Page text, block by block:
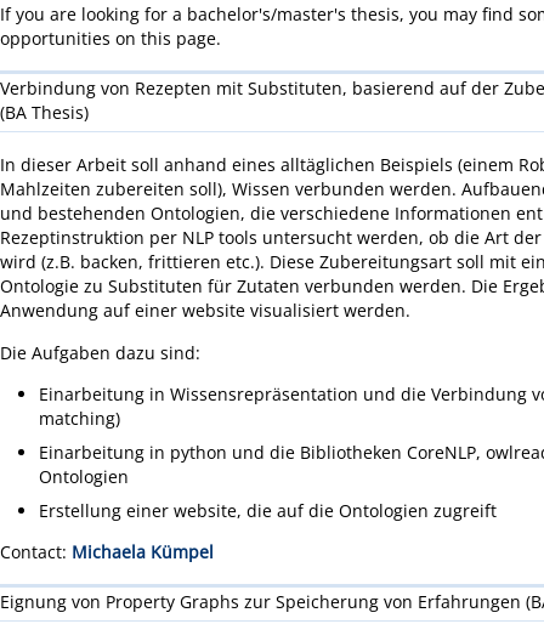
If you are looking for a bachelor's/master's thesis, you may find
opportunities on this page.
Verbindung von Rezepten mit Substituten, basierend auf der
(BA Thesis)
In dieser Arbeit soll anhand eines alltäglichen Beispiels (einem
Mahlzeiten zubereiten soll), Wissen verbunden werden.
und bestehenden Ontologien, die verschiedene Informationen
Rezeptinstruktion per NLP tools untersucht werden, ob die Art
wird (z.B. backen, frittieren etc.). Diese Zubereitungsart soll mit
Ontologie zu Substituten für Zutaten verbunden werden. Die
Anwendung auf einer website visualisiert werden.
Die Aufgaben dazu sind:
Einarbeitung in Wissensrepräsentation und die Verbindung
matching)
Einarbeitung in python und die Bibliotheken CoreNLP,
Ontologien
Erstellung einer website, die auf die Ontologien zugreift
Contact: Michaela Kümpel
Eignung von Property Graphs zur Speicherung von Erfahrungen